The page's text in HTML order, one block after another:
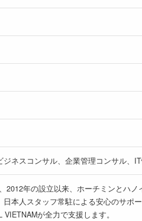
ジネスコンサル、企業管理コンサル、
2012年の設立以来、ホーチミンとハ
日本人スタッフ常駐による安心のサポ
が全力で支援します。